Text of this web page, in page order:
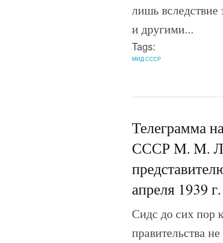
лишь вследствие
и другими...
Tags:
МИД СССР
Телеграмма
СССР M. M.
апреля 1939 г.
Сидс до сих пор
правительства